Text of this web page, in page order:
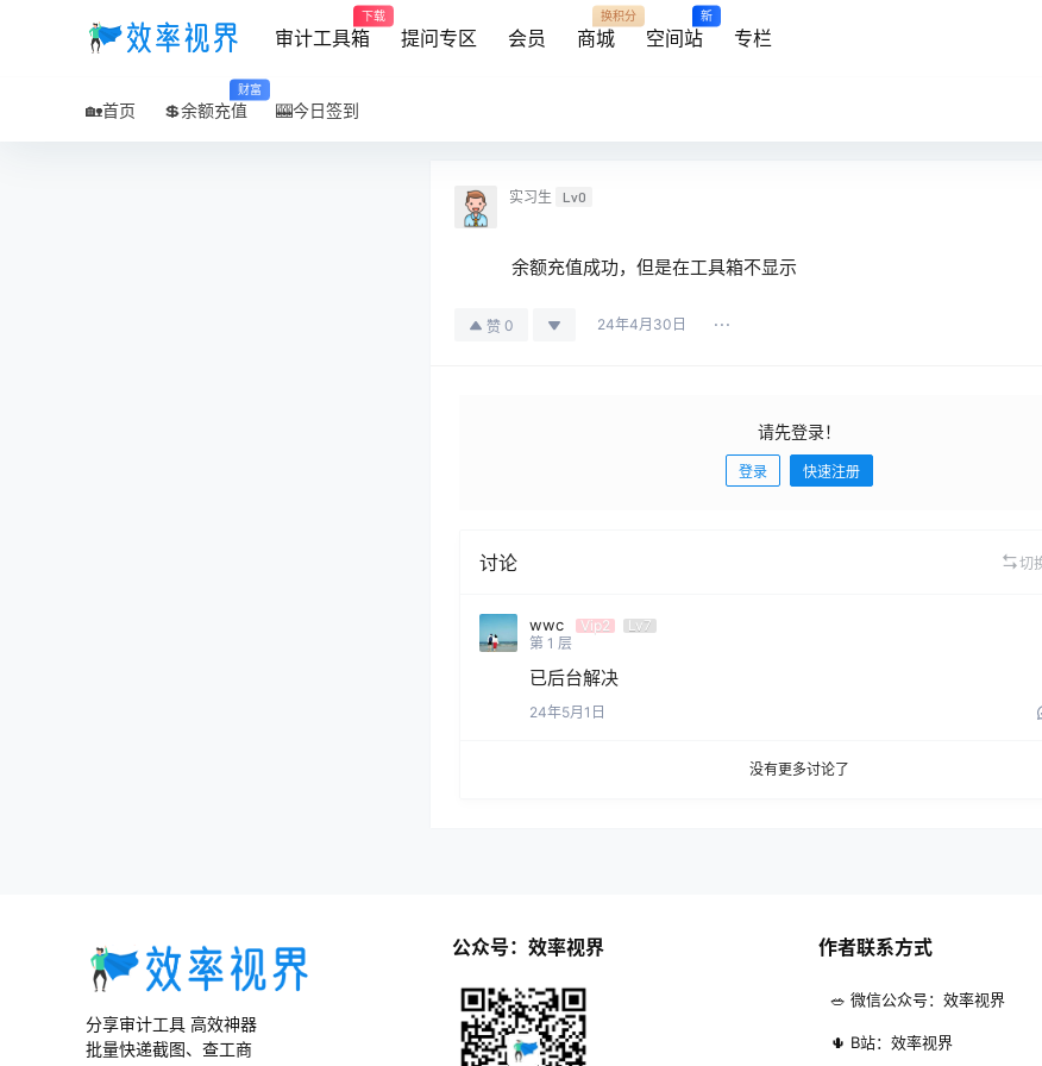
审计工具箱
下载
提问专区 会员 商城
换积分
空间站
新
专栏
🏡首页 💲余额充值
财富
🎰今日签到
实习生 Lv0
余额充值成功，但是在工具箱不显示
赞 0 24年4月30日
请先登录！
登录 快速注册
讨论 切
wwc Vip2
Lv7
第 1 层
已后台解决
24年5月1日
没有更多讨论了
分享审计工具 高效神器
批量快递截图、查工商
公众号：效率视界 作者联系方式
🥗 微信公众号：效率视界
🌵 B站：效率视界